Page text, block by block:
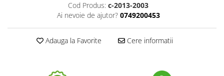
Cod Produs: c-2013-2003
Ai nevoie de ajutor? 0749200453
Adauga la Favorite Cere informatii